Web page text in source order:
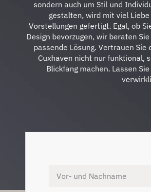
sondern auch um Stil und
gestalten, wird mit viel
Vorstellungen gefertigt. Egal, ob
Design bevorzugen, wir beraten
passende Lösung. Vertrauen
Cuxhaven nicht nur funktional,
Blickfang machen. Lassen